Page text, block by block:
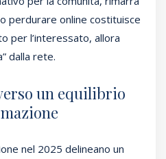
perdurare online costituisce
per l’interessato, allora
dalla rete.
un equilibrio
nel 2025 delineano un